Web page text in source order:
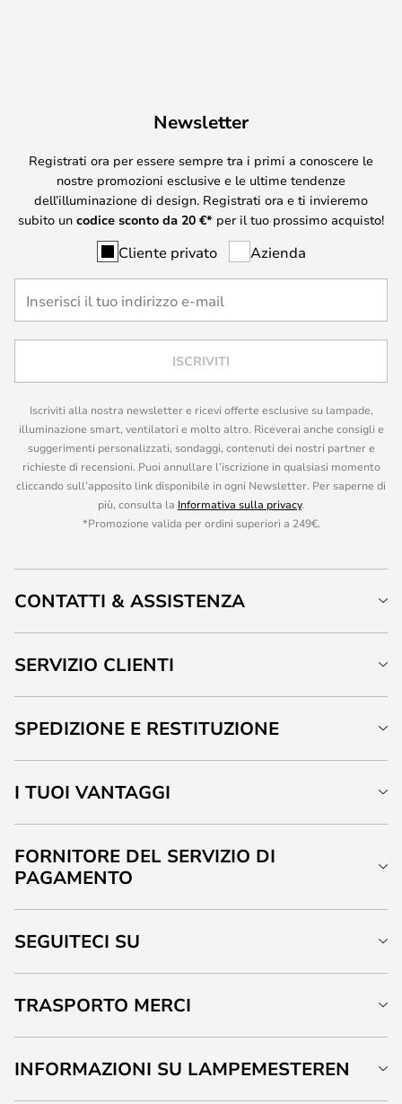
Newsletter
Registrati ora per essere sempre tra i primi a conoscere le
nostre promozioni esclusive e le ultime tendenze
dell’illuminazione di design. Registrati ora e ti invieremo
subito un codice sconto da 20 €* per il tuo prossimo acquisto!
Cliente privato Azienda
ISCRIVITI
Iscriviti alla nostra newsletter e ricevi offerte esclusive su lampade,
illuminazione smart, ventilatori e molto altro. Riceverai anche consigli e
suggerimenti personalizzati, sondaggi, contenuti dei nostri partner e
richieste di recensioni. Puoi annullare l’iscrizione in qualsiasi momento
cliccando sull’apposito link disponibile in ogni Newsletter. Per saperne di
più, consulta la Informativa sulla privacy.
*Promozione valida per ordini superiori a 249€.
CONTATTI & ASSISTENZA
SERVIZIO CLIENTI
SPEDIZIONE E RESTITUZIONE
I TUOI VANTAGGI
FORNITORE DEL SERVIZIO DI
PAGAMENTO
SEGUITECI SU
TRASPORTO MERCI
INFORMAZIONI SU LAMPEMESTEREN